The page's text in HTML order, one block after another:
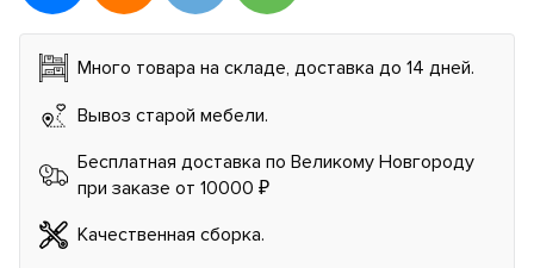
Много товара на складе, доставка до 14 дней.
Вывоз старой мебели.
Бесплатная доставка по Великому Новгороду
при заказе от 10000 ₽
Качественная сборка.